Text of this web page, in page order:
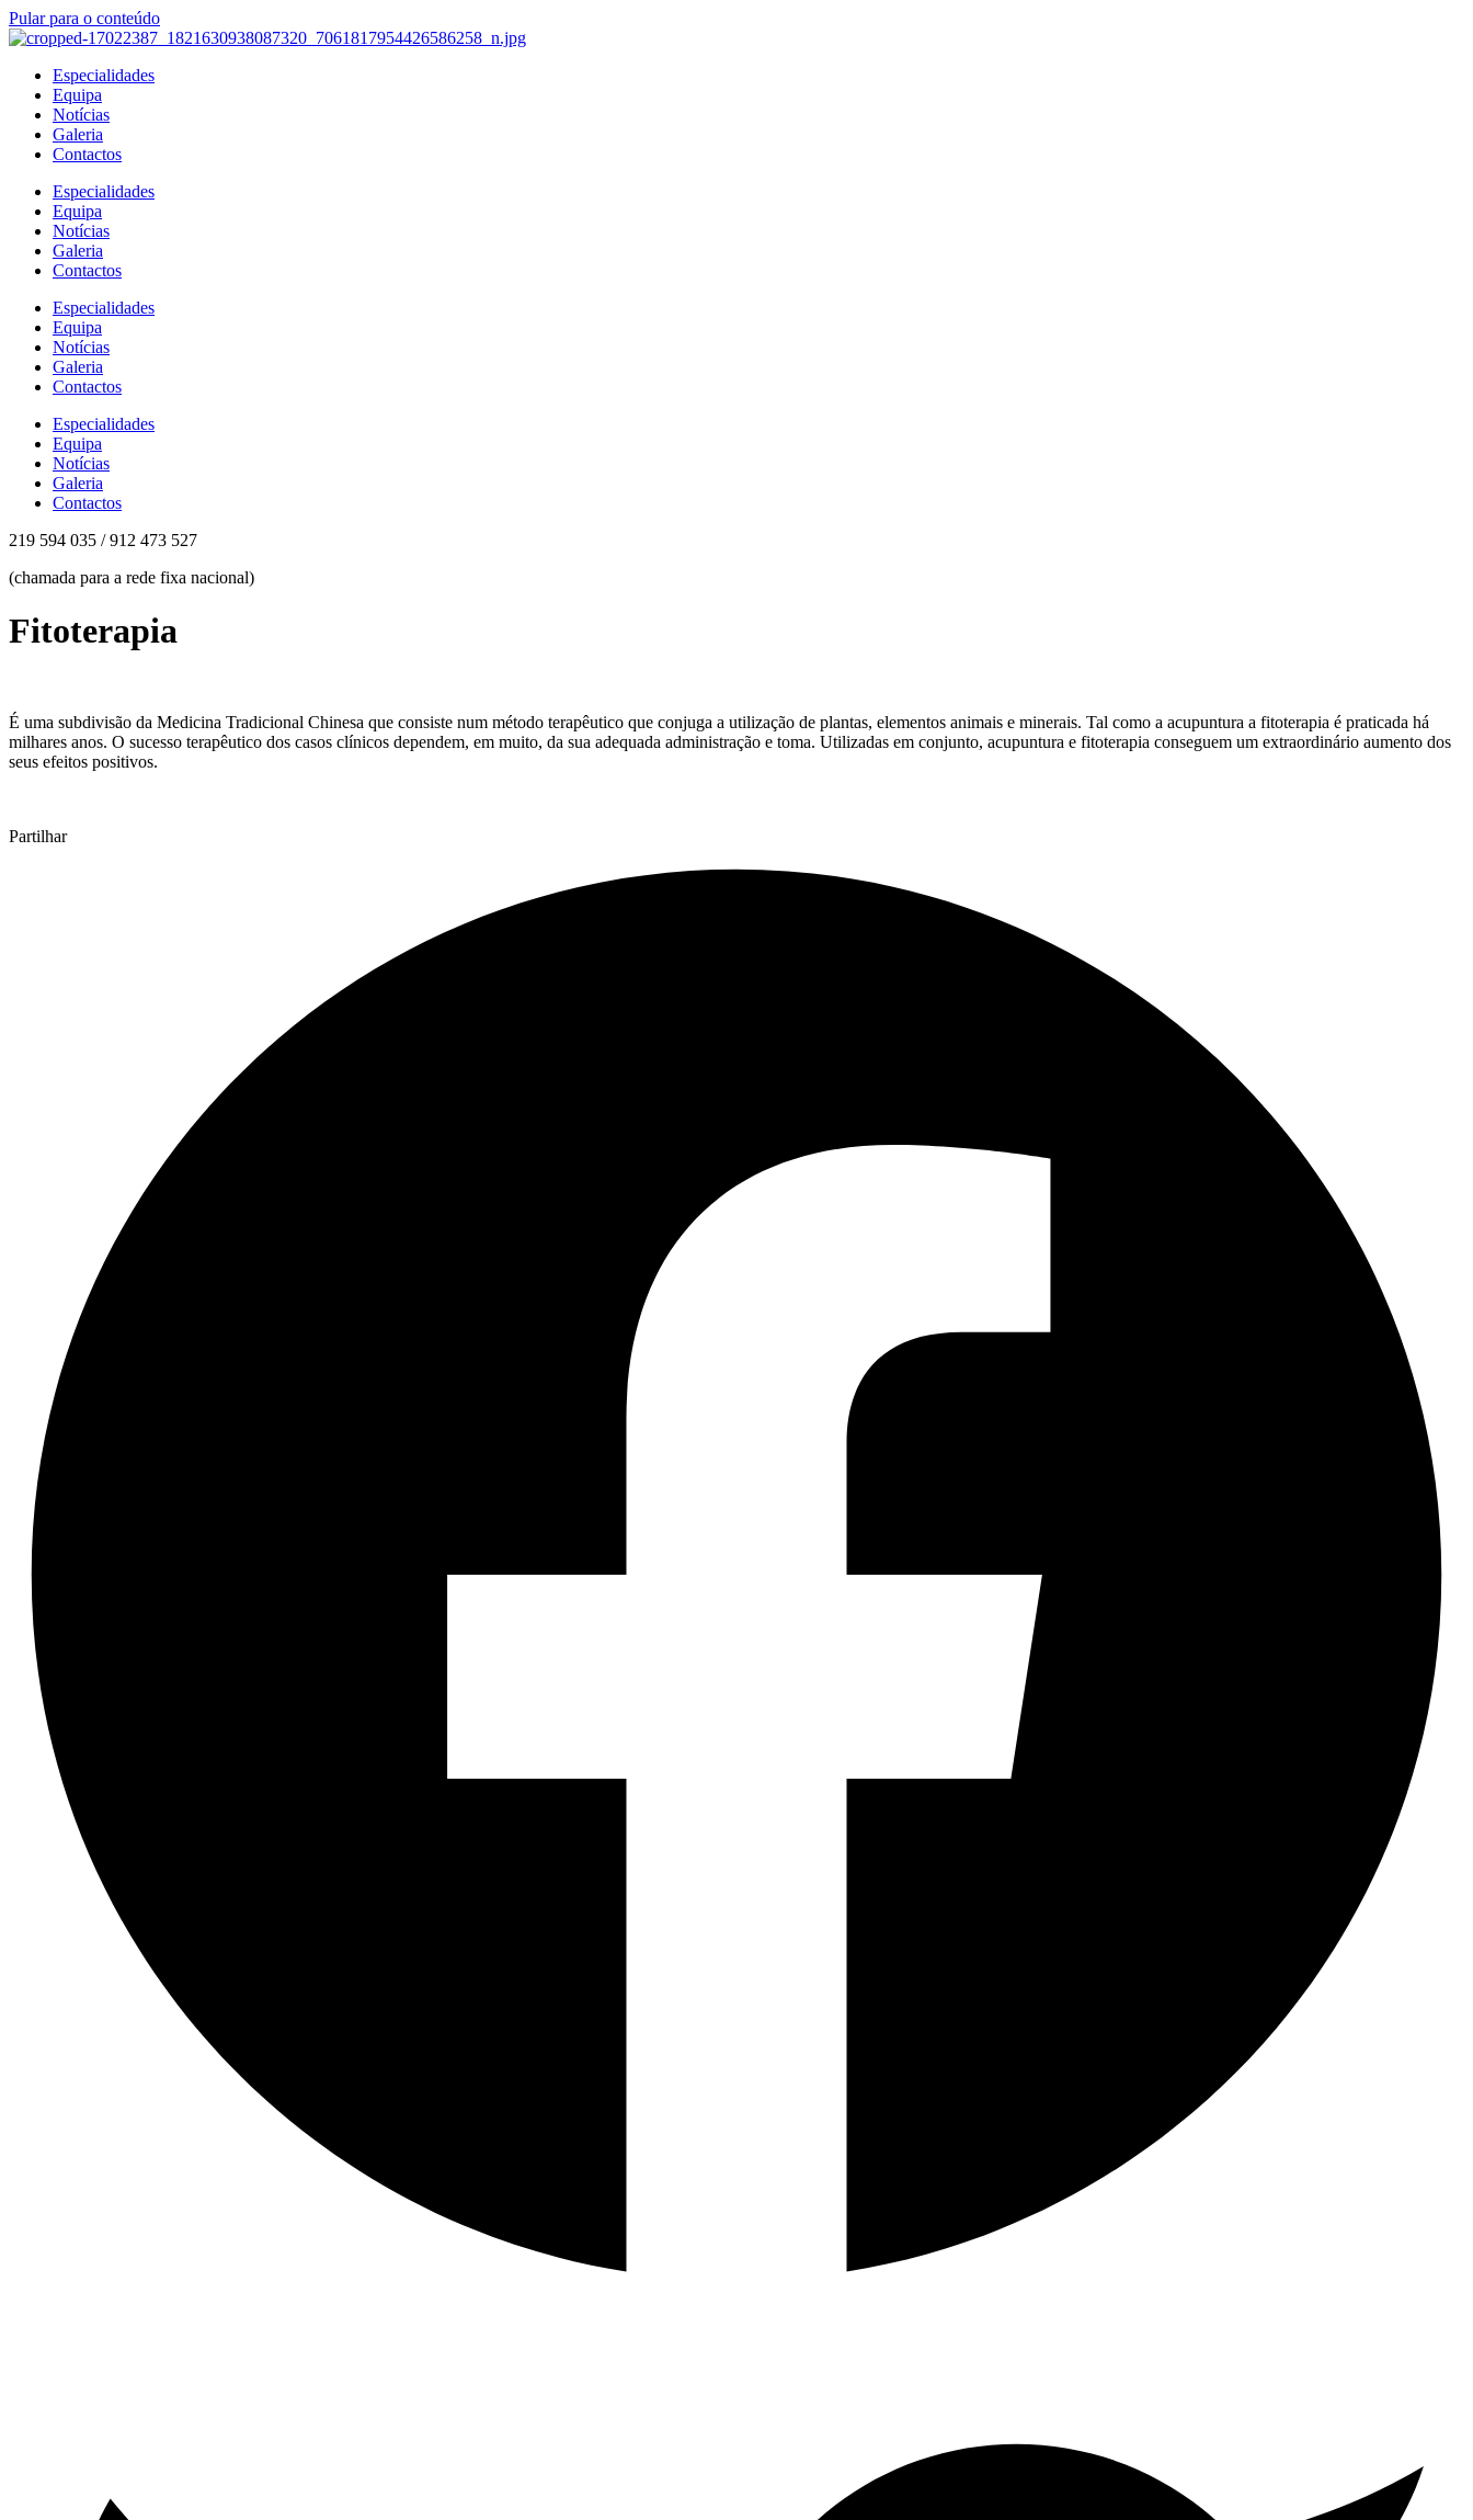
Pular para o conteúdo
Especialidades
Equipa
Notícias
Galeria
Contactos
Especialidades
Equipa
Notícias
Galeria
Contactos
Especialidades
Equipa
Notícias
Galeria
Contactos
Especialidades
Equipa
Notícias
Galeria
Contactos
219 594 035 / 912 473 527
(chamada para a rede fixa nacional)
Fitoterapia
É uma subdivisão da Medicina Tradicional Chinesa que consiste num método terapêutico que conjuga a utilização de plantas, elementos animais e minerais. Tal como a acupuntura a fitoterapia é praticada há
milhares anos. O sucesso terapêutico dos casos clínicos dependem, em muito, da sua adequada administração e toma. Utilizadas em conjunto, acupuntura e fitoterapia conseguem um extraordinário aumento dos
seus efeitos positivos.
Partilhar